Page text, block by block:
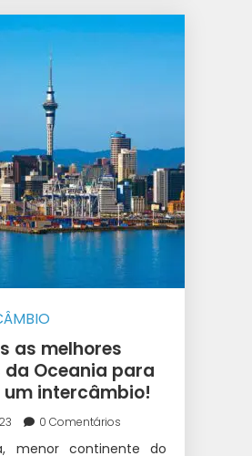
as melhores
Oceania para
um intercâmbio!
0 Comentários
menor continente do